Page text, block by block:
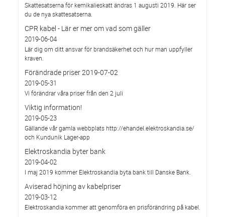
Skattesatserna för kemikalieskatt ändras 1 augusti 2019. Här ser
du de nya skattesatserna.
CPR kabel - Lär er mer om vad som gäller
2019-06-04
Lär dig om ditt ansvar för brandsäkerhet och hur man uppfyller
kraven.
Förändrade priser 2019-07-02
2019-05-31
Vi förändrar våra priser från den 2 juli
Viktig information!
2019-05-23
Gällande vår gamla webbplats http://ehandel.elektroskandia.se/
och Kundunik Lager-app
Elektroskandia byter bank
2019-04-02
I maj 2019 kommer Elektroskandia byta bank till Danske Bank.
Aviserad höjning av kabelpriser
2019-03-12
Elektroskandia kommer att genomföra en prisförändring på kabel.